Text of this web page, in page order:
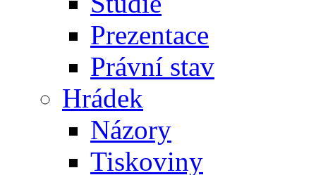
Prezentace
Právní stav
Hrádek
Názory
Tiskoviny